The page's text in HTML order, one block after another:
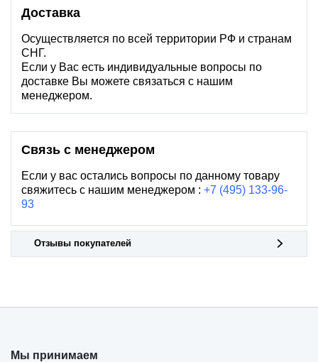
Доставка
Осуществляется по всей территории РФ и странам
СНГ.
Если у Вас есть индивидуальные вопросы по
доставке Вы можете связаться с нашим
менеджером.
Связь с менеджером
Если у вас остались вопросы по данному товару
свяжитесь с нашим менеджером : +7 (495) 133-96-
93
Отзывы покупателей
Мы принимаем